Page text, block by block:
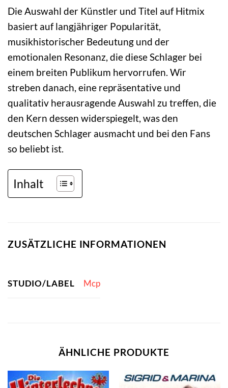
Die Auswahl der Künstler und Titel auf Hitmix
basiert auf langjähriger Popularität,
musikhistorischer Bedeutung und der
emotionalen Resonanz, die diese Schlager bei
einem breiten Publikum hervorrufen. Wir
streben danach, eine repräsentative und
qualitativ herausragende Auswahl zu treffen, die
den Kern dessen widerspiegelt, was den
deutschen Schlager ausmacht und bei den Fans
so beliebt ist.
Inhalt
ZUSÄTZLICHE INFORMATIONEN
STUDIO/LABEL Mcp
ÄHNLICHE PRODUKTE